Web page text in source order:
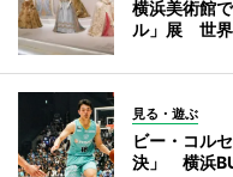
横浜美術館
ル」展 世界
見る・遊ぶ
ビー・コル
決」 横浜